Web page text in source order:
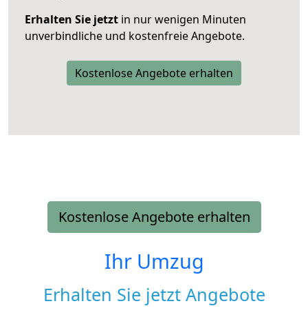
Erhalten Sie jetzt in nur wenigen Minuten
unverbindliche und kostenfreie Angebote.
Kostenlose Angebote erhalten
Kostenlose Angebote erhalten
Ihr Umzug
Erhalten Sie jetzt Angebote